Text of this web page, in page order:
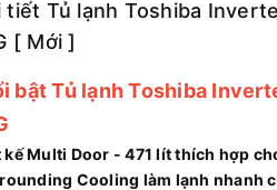
Tủ lạnh Toshiba
[ Mới ]
bậtTủ lạnh Toshiba
kế Multi Door - 471 lít thích hợp
Cooling làm lạnh nhanh